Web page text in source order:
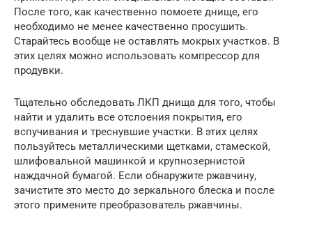
После того, как качественно помоете днище, его
необходимо не менее качественно просушить.
Старайтесь вообще не оставлять мокрых участков. В
этих целях можно использовать компрессор для
продувки.
Тщательно обследовать ЛКП днища для того, чтобы
найти и удалить все отслоения покрытия, его
вспучивания и треснувшие участки. В этих целях
пользуйтесь металлическими щетками, стамеской,
шлифовальной машинкой и крупнозернистой
наждачной бумагой. Если обнаружите ржавчину,
зачистите это место до зеркального блеска и после
этого примените преобразователь ржавчины.